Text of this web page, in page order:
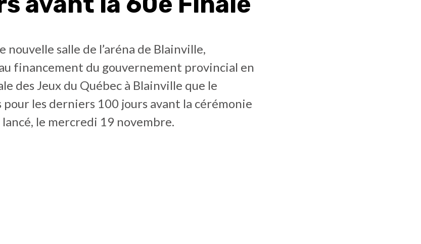
nouvelle salle de l’aréna de Blainville,
financement du gouvernement provincial en
des Jeux du Québec à Blainville que le
les derniers 100 jours avant la cérémonie
le mercredi 19 novembre.